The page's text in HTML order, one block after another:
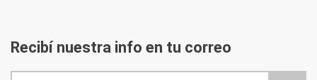
Recibí nuestra info en tu correo